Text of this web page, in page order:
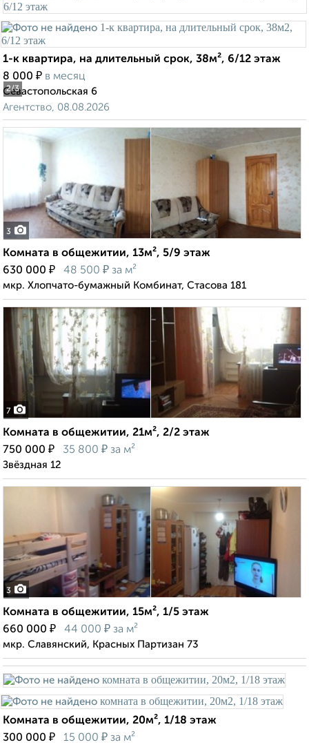
2/3
1-к квартира, на длительный срок, 38м², 6/12 этаж
8 000 ₽ в месяц
Севастопольская 6
Агентство, 08.08.2026
3
Комната в общежитии, 13м², 5/9 этаж
630 000 ₽ 48 500 ₽ за м²
мкр. Хлопчато-бумажный Комбинат, Стасова 181
7
Комната в общежитии, 21м², 2/2 этаж
750 000 ₽ 35 800 ₽ за м²
Звёздная 12
3
Комната в общежитии, 15м², 1/5 этаж
660 000 ₽ 44 000 ₽ за м²
мкр. Славянский, Красных Партизан 73
Комната в общежитии, 20м², 1/18 этаж
300 000 ₽ 15 000 ₽ за м²